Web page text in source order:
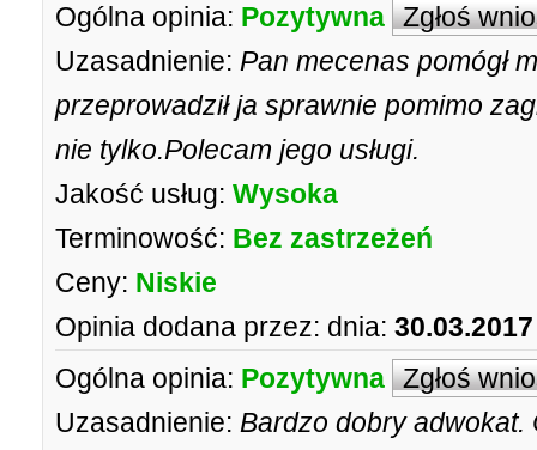
Ogólna opinia: Pozytywna Zgłoś
Uzasadnienie: Pan mecenas pomógł
przeprowadził ja sprawnie pomimo
nie tylko.Polecam jego usługi.
Jakość usług: Wysoka
Terminowość: Bez zastrzeżeń
Ceny: Niskie
Opinia dodana przez: dnia:
Ogólna opinia: Pozytywna Zgłoś
Uzasadnienie: Bardzo dobry adwokat.